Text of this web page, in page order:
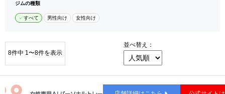
ジムの種類
すべて 男性向け 女性向け
8件中 1〜8件を表示
並べ替え：
小中野